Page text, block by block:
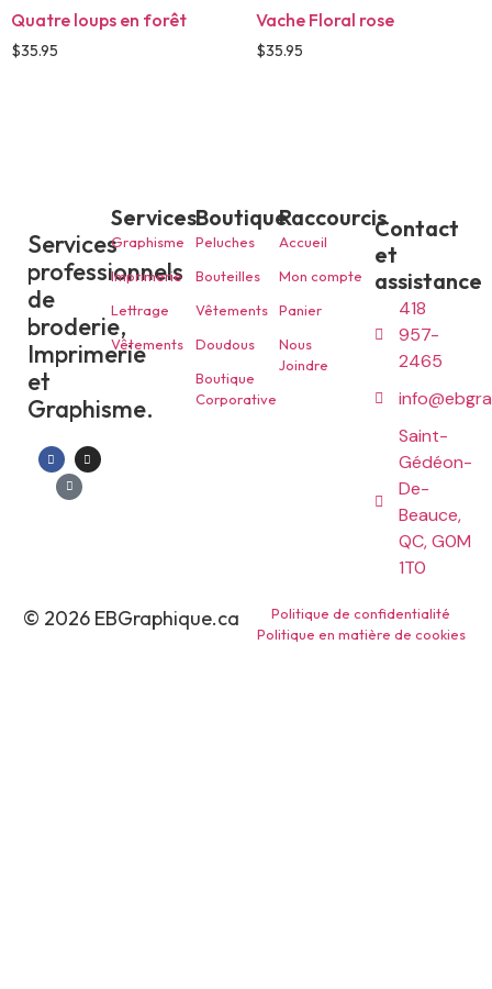
Quatre loups en forêt
$35.95
Vache Floral rose
$35.95
Services
professionnels
de
broderie,
Imprimerie
et
Graphisme.
Services
Graphisme
Imprimerie
Lettrage
Vêtements
Boutique
Peluches
Bouteilles
Vêtements
Doudous
Boutique
Corporative
Raccourcis
Accueil
Mon compte
Panier
Nous
Joindre
Contact
et
assistance
418
957-
2465
Saint-
Gédéon-
De-
Beauce,
QC, G0M
1T0
© 2026 EBGraphique.ca
Politique de confidentialité
Politique en matière de cookies